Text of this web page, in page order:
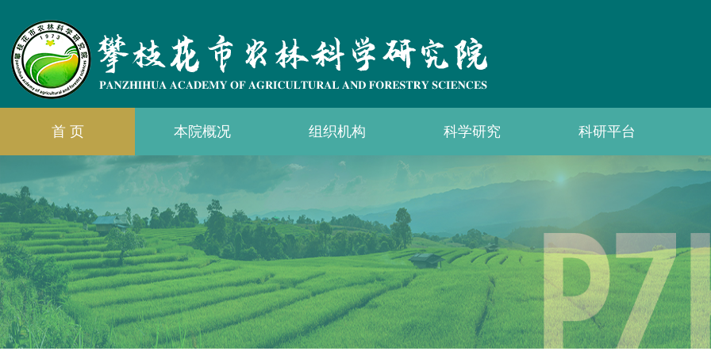
首 页 本院概况 组织机构 科学研究 科研平台